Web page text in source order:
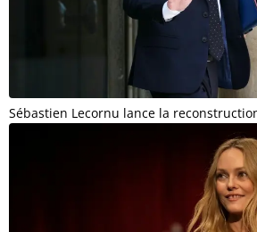
Sébastien Lecornu lance la